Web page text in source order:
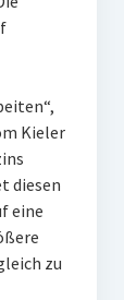
Kieler
diesen
eine
zu